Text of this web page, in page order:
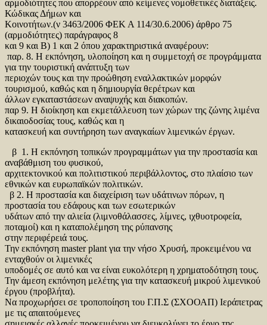
αρμοδιότητες που απορρέουν από κείμενες νομοθετικές διατάξεις.
Κώδικας Δήμων και
Κοινοτήτων.(ν 3463/2006 ΦΕΚ Α 114/30.6.2006) άρθρο 75
(αρμοδιότητες) παράγραφος 8
και 9 και Β) 1 και 2 όπου χαρακτηριστικά αναφέρουν:
παρ. 8. Η εκπόνηση, υλοποίηση και η συμμετοχή σε προγράμματα
για την τουριστική ανάπτυξη των
περιοχών τους και την προώθηση εναλλακτικών μορφών
τουρισμού, καθώς και η δημιουργία θερέτρων και
άλλων εγκαταστάσεων αναψυχής και διακοπών.
παρ 9. Η διοίκηση και εκμετάλλευση των χώρων της ζώνης λιμένα
δικαιοδοσίας τους, καθώς και η
κατασκευή και συντήρηση των αναγκαίων λιμενικών έργων.
β 1. Η εκπόνηση τοπικών προγραμμάτων για την προστασία και
αναβάθμιση του φυσικού,
αρχιτεκτονικού και πολιτιστικού περιβάλλοντος, στο πλαίσιο των
εθνικών και ευρωπαϊκών πολιτικών.
β 2. Η προστασία και διαχείριση των υδάτινων πόρων, η
προστασία του εδάφους και των εσωτερικών
υδάτων από την αλιεία (λιμνοθάλασσες, λίμνες, ιχθυοτροφεία,
ποταμοί) και η καταπολέμηση της ρύπανσης
στην περιφέρειά τους.
Την εκπόνηση master plant για την νήσο Χρυσή, προκειμένου να
ενταχθούν οι λιμενικές
υποδομές σε αυτό και να είναι ευκολότερη η χρηματοδότηση τους.
Την άμεση εκπόνηση μελέτης για την κατασκευή μικρού λιμενικού
έργου (προβλήτα).
Να προχωρήσει σε τροποποίηση του Γ.Π.Σ (ΣΧΟΟΑΠ) Ιεράπετρας
με τις απαιτούμενες